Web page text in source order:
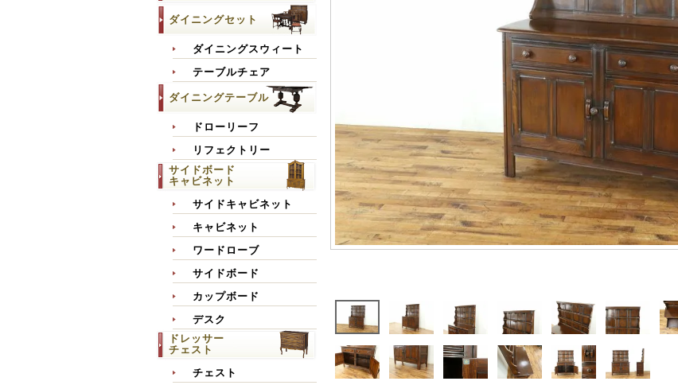
ダイニングセット
ダイニングスウィート
テーブルチェア
ダイニングテーブル
ドローリーフ
リフェクトリー
サイドボード
キャビネット
サイドキャビネット
キャビネット
ワードローブ
サイドボード
カップボード
デスク
ドレッサー
チェスト
チェスト